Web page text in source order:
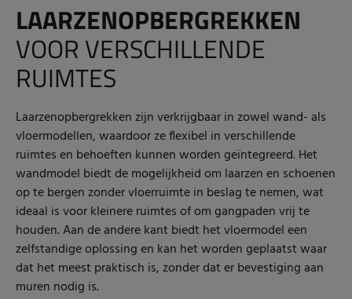
LAARZENOPBERGREKKEN
VOOR VERSCHILLENDE
RUIMTES
Laarzenopbergrekken zijn verkrijgbaar in zowel wand- als
vloermodellen, waardoor ze flexibel in verschillende
ruimtes en behoeften kunnen worden geïntegreerd. Het
wandmodel biedt de mogelijkheid om laarzen en schoenen
op te bergen zonder vloerruimte in beslag te nemen, wat
ideaal is voor kleinere ruimtes of om gangpaden vrij te
houden. Aan de andere kant biedt het vloermodel een
zelfstandige oplossing en kan het worden geplaatst waar
dat het meest praktisch is, zonder dat er bevestiging aan
muren nodig is.